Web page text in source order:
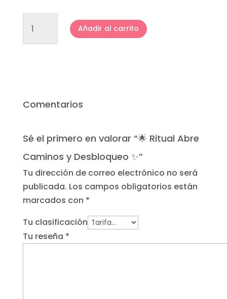
Ritual
Abre
✨
Añadir al carrito
Comentarios
Sé el primero en valorar “🌟 Ritual Abre
Caminos y Desbloqueo ✨”
Tu dirección de correo electrónico no será
publicada. Los campos obligatorios están
marcados con *
Tu clasificación
Tu reseña *